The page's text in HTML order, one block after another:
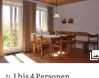
1 bis 4 Personen